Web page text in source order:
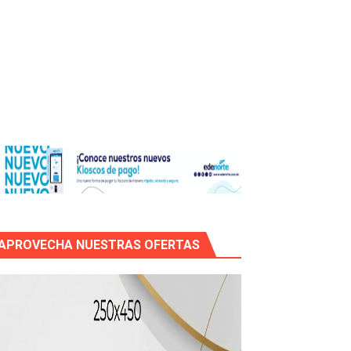
entre EEUU e Irán, tras la cancelación de un ataque.
NUESTRAS OFERTAS